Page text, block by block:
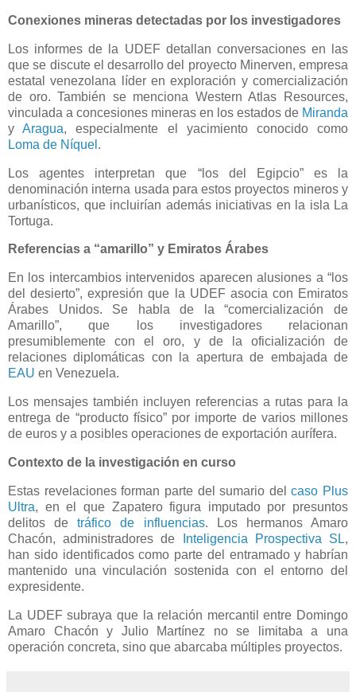
Conexiones mineras detectadas por los investigadores
Los informes de la UDEF detallan conversaciones en las
que se discute el desarrollo del proyecto Minerven, empresa
estatal venezolana líder en exploración y comercialización
de oro. También se menciona Western Atlas Resources,
vinculada a concesiones mineras en los estados de Miranda
yAragua, especialmente el yacimiento conocido como
Loma de Níquel .
Los agentes interpretan que “los del Egipcio” es la
denominación interna usada para estos proyectos mineros y
urbanísticos, que incluirían además iniciativas en la isla La
Tortuga.
Referencias a “amarillo” y Emiratos Árabes
En los intercambios intervenidos aparecen alusiones a “los
del desierto”, expresión que la UDEF asocia con Emiratos
Árabes Unidos. Se habla de la “comercialización de
Amarillo”, que los investigadores relacionan
presumiblemente con el oro, y de la oficialización de
relaciones diplomáticas con la apertura de embajada de
EAU en Venezuela.
Los mensajes también incluyen referencias a rutas para la
entrega de “producto físico” por importe de varios millones
de euros y a posibles operaciones de exportación aurífera.
Contexto de la investigación en curso
Estas revelaciones forman parte del sumario delcaso Plus
Ultra, en el que Zapatero figura imputado por presuntos
delitos detráfico de influencias. Los hermanos Amaro
Chacón, administradores de
Inteligencia Prospectiva SL,
han sido identificados como parte del entramado y habrían
mantenido una vinculación sostenida con el entorno del
expresidente.
La UDEF subraya que la relación mercantil entre Domingo
Amaro Chacón y Julio Martínez no se limitaba a una
operación concreta, sino que abarcaba múltiples proyectos.